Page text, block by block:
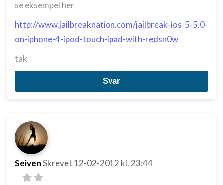
se eksempel her
http://www.jailbreaknation.com/jailbreak-ios-5-5.0-
on-iphone-4-ipod-touch-ipad-with-redsn0w
tak
Svar
SeivenSkrevet 12-02-2012 kl. 23:44